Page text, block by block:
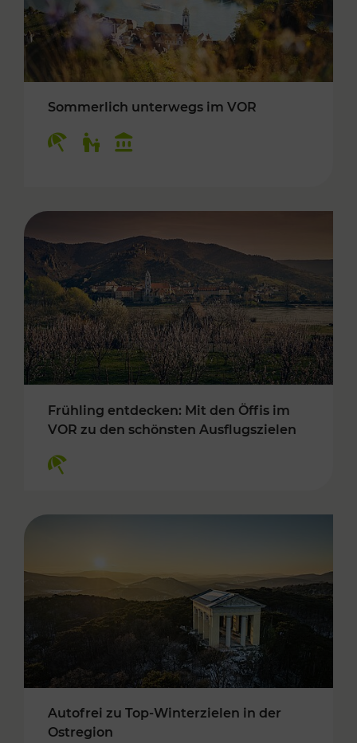
Sommerlich unterwegs im VOR
Frühling entdecken: Mit den Öffis im
VOR zu den schönsten Ausflugszielen
Autofrei zu Top-Winterzielen in der
Ostregion